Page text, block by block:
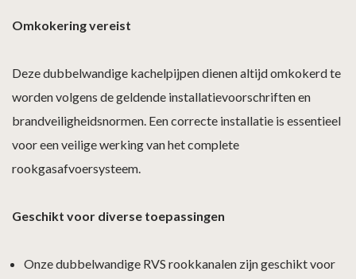
Omkokering vereist
Deze dubbelwandige kachelpijpen dienen altijd omkokerd te
worden volgens de geldende installatievoorschriften en
brandveiligheidsnormen. Een correcte installatie is essentieel
voor een veilige werking van het complete
rookgasafvoersysteem.
Geschikt voor diverse toepassingen
Onze dubbelwandige RVS rookkanalen zijn geschikt voor